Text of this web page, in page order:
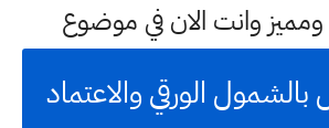
وانت الان في موضوع
بالشمول الورقي والاعتماد